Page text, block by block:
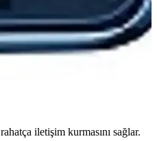
iletişim kurmasını sağlar.